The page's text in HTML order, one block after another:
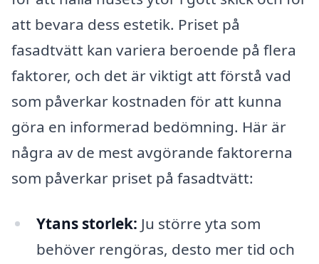
att bevara dess estetik. Priset på
fasadtvätt kan variera beroende på flera
faktorer, och det är viktigt att förstå vad
som påverkar kostnaden för att kunna
göra en informerad bedömning. Här är
några av de mest avgörande faktorerna
som påverkar priset på fasadtvätt:
Ytans storlek: Ju större yta som
behöver rengöras, desto mer tid och